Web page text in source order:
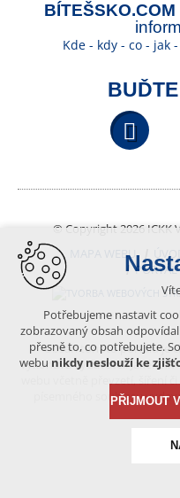
BÍTEŠSKO.COM
Kde - kdy - co - jak
© Copyright 2026 ICKK
MAPA WEBU
ÚVOD
Obsah tohoto portálu je
vykonává vydavatel.
písemného souhlasu
Potřebujeme nastavit
zobrazovaný obsah
přesně to, co potřebujete.
webu nikdy neslouží ke
PŘIJMOUT